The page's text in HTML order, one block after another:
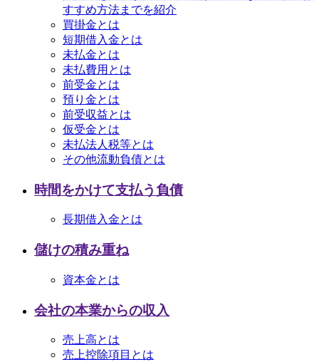
すすめ方法までを紹介
買掛金とは
短期借入金とは
未払金とは
未払費用とは
前受金とは
預り金とは
前受収益とは
仮受金とは
未払法人税等とは
その他流動負債とは
時間をかけて支払う負債
長期借入金とは
儲けの積み重ね
資本金とは
会社の本業からの収入
売上高とは
売上控除項目とは